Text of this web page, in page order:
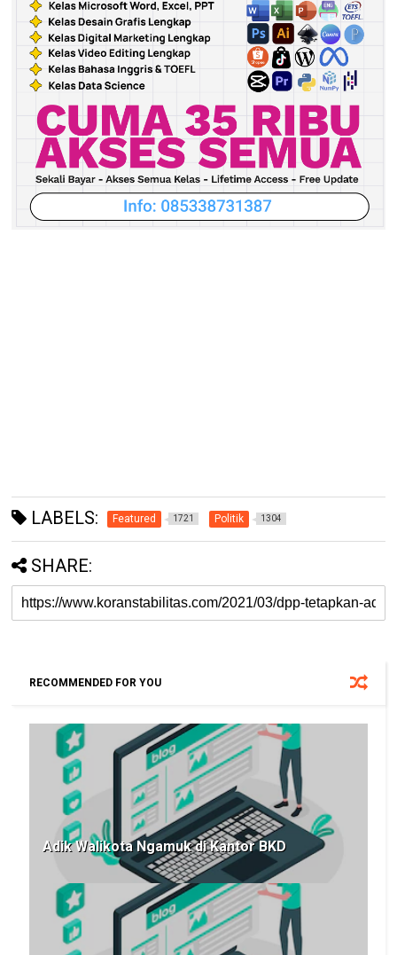
LABELS: Featured 1721 Politik 1304
SHARE:
RECOMMENDED FOR YOU
Adik Walikota Ngamuk di Kantor BKD